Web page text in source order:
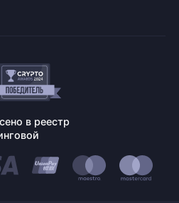
в реестр